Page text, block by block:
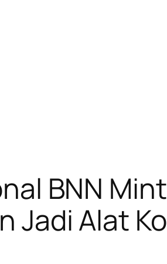
BNN
Jadi Alat